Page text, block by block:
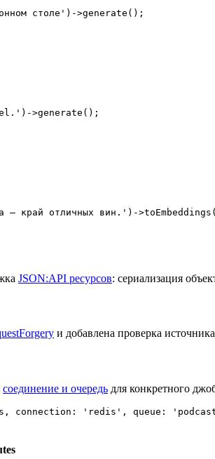
столе')->generate();
>generate();
JSON:API ресурсов: сериализация
и добавлена проверка
соединение и очередь для конкретного